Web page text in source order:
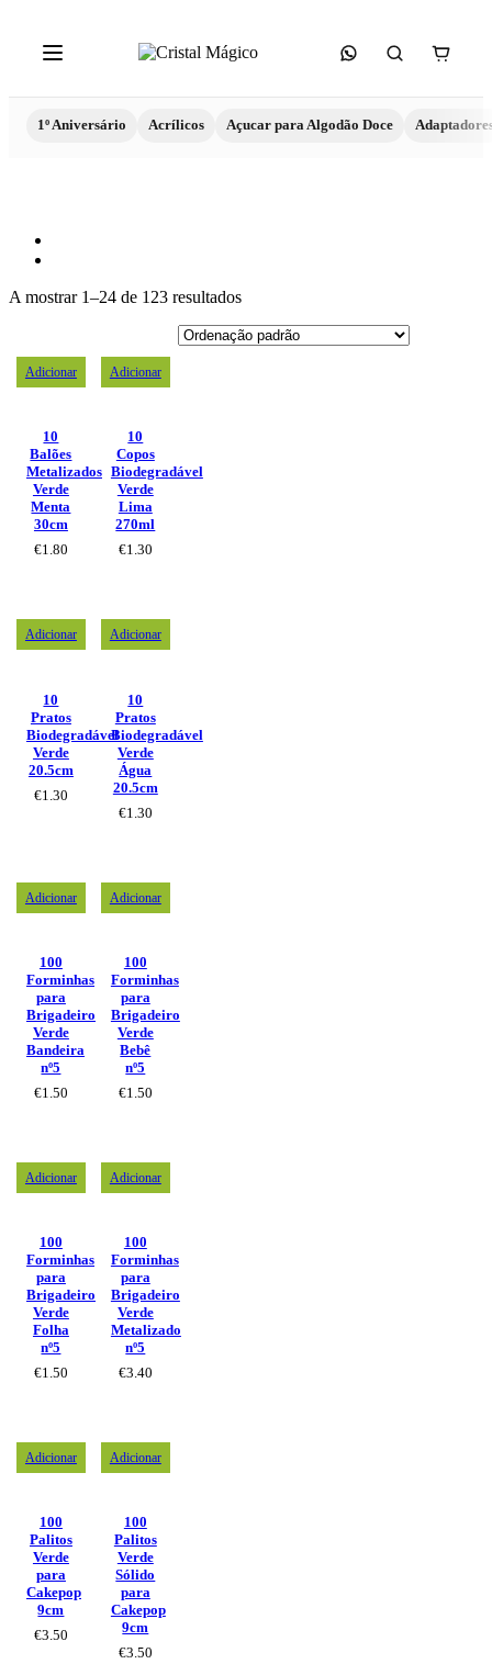
1º Aniversário Acrílicos Açucar para Algodão Doce
A mostrar 1–24 de 123 resultados
Adicionar
10
Balões
Metalizados
Verde
Menta
30cm
€1.80
Adicionar
10
Copos
Biodegradável
Verde
Lima
270ml
€1.30
Adicionar
10
Pratos
Biodegradável
Verde
20.5cm
€1.30
Adicionar
10
Pratos
Biodegradável
Verde
Água
20.5cm
€1.30
Adicionar
100
Forminhas
para
Brigadeiro
Verde
Bandeira
nº5
€1.50
Adicionar
100
Forminhas
para
Brigadeiro
Verde
Bebê
nº5
€1.50
Adicionar
100
Forminhas
para
Brigadeiro
Verde
Folha
nº5
€1.50
Adicionar
100
Forminhas
para
Brigadeiro
Verde
Metalizado
nº5
€3.40
Adicionar
100
Palitos
Verde
para
Cakepop
9cm
€3.50
Adicionar
100
Palitos
Verde
Sólido
para
Cakepop
9cm
€3.50